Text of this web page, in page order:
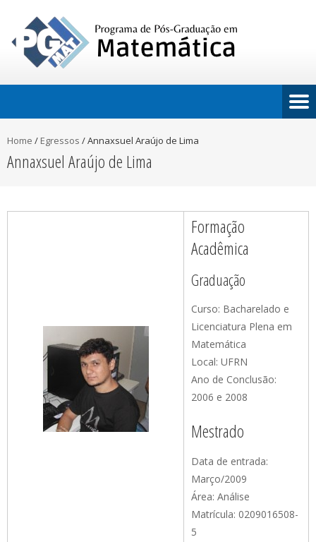
Home / Egressos /Annaxsuel Araújo de Lima
Annaxsuel Araújo de Lima
Formação
Acadêmica
Graduação
Curso: Bacharelado e
Licenciatura Plena em
Matemática
Local: UFRN
Ano de Conclusão:
2006 e 2008
Mestrado
Data de entrada:
Março/2009
Área: Análise
Matrícula: 0209016508-
5